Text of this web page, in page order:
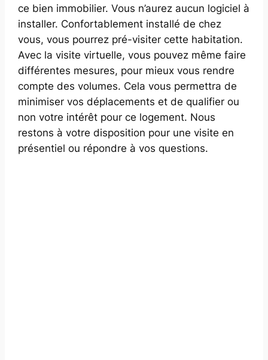
ce bien immobilier. Vous n’aurez aucun logiciel à
installer. Confortablement installé de chez
vous, vous pourrez pré-visiter cette habitation.
Avec la visite virtuelle, vous pouvez même faire
différentes mesures, pour mieux vous rendre
compte des volumes. Cela vous permettra de
minimiser vos déplacements et de qualifier ou
non votre intérêt pour ce logement. Nous
restons à votre disposition pour une visite en
présentiel ou répondre à vos questions.